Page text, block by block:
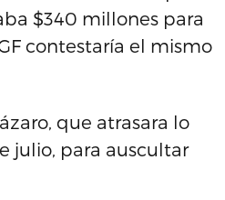
$340 millones para
contestaría el mismo
que atrasara lo
julio, para auscultar